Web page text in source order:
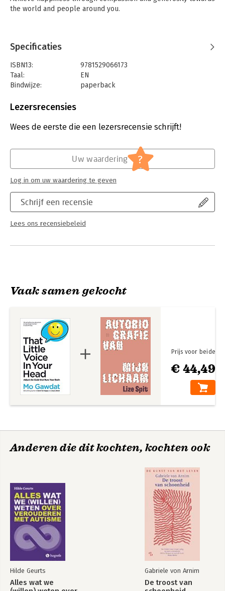
the world and people around you.
Specificaties
ISBN13:
9781529066173
Taal:
EN
Bindwijze:
paperback
Uitgever:
Lezersrecensies
Wees de eerste die een lezersrecensie schrijft!
Schrijf een recensie
Lees ons recensiebeleid
Uw waardering ?
Log in om uw waardering te geven
Vaak samen gekocht
€ 44,49
Prijs voor beide
Anderen die dit kochten, kochten ook
Hilde Geurts
Alles wat we
Gabriele von Arnim
De troost van